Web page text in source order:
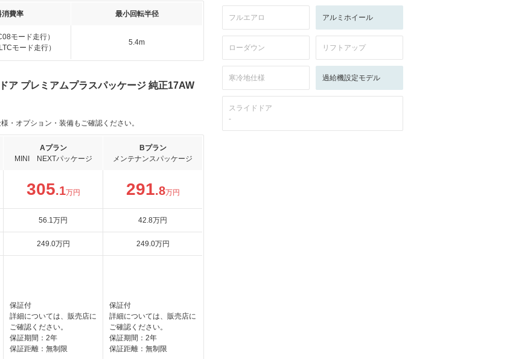
消費率 最小回転半径
モード走行）
モード走行）
5.4m
ア プレミアムプラスパッケージ 純正17AW
・オプション・装備もご確認ください。
Aプラン
MINI NEXTパッケージ
Bプラン
メンテナンスパッケージ
305.1万円 291.8万円
56.1万円 42.8万円
249.0万円 249.0万円
保証付
詳細については、販売店に
ご確認ください。
保証期間：2年
保証距離：無制限
保証付
詳細については、販売店に
ご確認ください。
保証期間：2年
保証距離：無制限
フルエアロ アルミホイール
ローダウン リフトアップ
寒冷地仕様 過給機設定モデル
スライドドア
-